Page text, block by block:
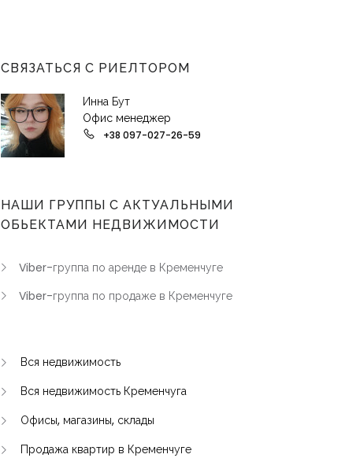
СВЯЗАТЬСЯ С РИЕЛТОРОМ
Инна Бут
Офис менеджер
+38 097-027-26-59
НАШИ ГРУППЫ С АКТУАЛЬНЫМИ
ОБЬЕКТАМИ НЕДВИЖИМОСТИ
Viber-группа по аренде в Кременчуге
Viber-группа по продаже в Кременчуге
Вся недвижимость
Вся недвижимость Кременчуга
Офисы, магазины, склады
Продажа квартир в Кременчуге